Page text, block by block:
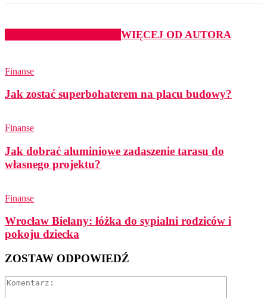
WIĘCEJ OD AUTORA
Finanse
Jak zostać superbohaterem na placu budowy?
Finanse
Jak dobrać aluminiowe zadaszenie tarasu do
własnego projektu?
Finanse
Wrocław Bielany: łóżka do sypialni rodziców i
pokoju dziecka
ZOSTAW ODPOWIEDŹ